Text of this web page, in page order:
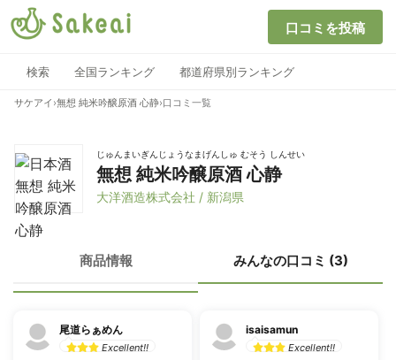
口コミを投稿
検索 全国ランキング 都道府県別ランキング
サケアイ ›無想 純米吟醸原酒 心静›口コミ一覧
じゅんまいぎんじょうなまげんしゅ むそう しんせい
無想 純米吟醸原酒 心静
大洋酒造株式会社 / 新潟県
商品情報 みんなの口コミ (3)
尾道らぁめん
Excellent!!
isaisamun
Excellent!!